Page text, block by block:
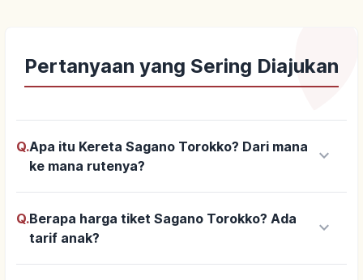
Pertanyaan yang Sering Diajukan
Q.Apa itu Kereta Sagano Torokko? Dari mana
ke mana rutenya?
keyboard_arrow_down
Q.Berapa harga tiket Sagano Torokko? Ada
tarif anak?
keyboard_arrow_down